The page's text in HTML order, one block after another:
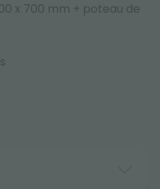
x 700 mm + poteau de